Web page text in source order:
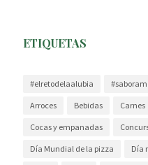
ETIQUETAS
#elretodelaalubia
Arroces Bebidas Carnes
Cocas y empanadas
Día Mundial de la pizza Día